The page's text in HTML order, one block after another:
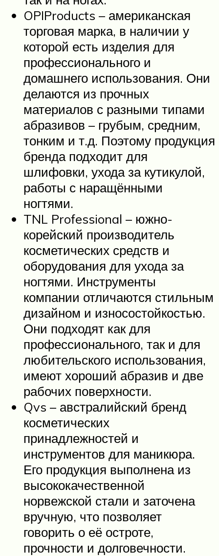
OPIProducts – американская
торговая марка, в наличии у
которой есть изделия для
профессионального и
домашнего использования. Они
делаются из прочных
материалов с разными типами
абразивов – грубым, средним,
тонким и т.д. Поэтому продукция
бренда подходит для
шлифовки, ухода за кутикулой,
работы с наращёнными
ногтями.
TNL Professional – южно-
корейский производитель
косметических средств и
оборудования для ухода за
ногтями. Инструменты
компании отличаются стильным
дизайном и износостойкостью.
Они подходят как для
профессионального, так и для
любительского использования,
имеют хороший абразив и две
рабочих поверхности.
Qvs – австралийский бренд
косметических
принадлежностей и
инструментов для маникюра.
Его продукция выполнена из
высококачественной
норвежской стали и заточена
вручную, что позволяет
говорить о её остроте,
прочности и долговечности.